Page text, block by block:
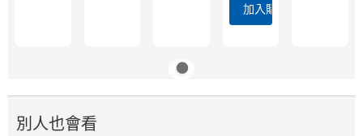
加入購物車
別人也會看